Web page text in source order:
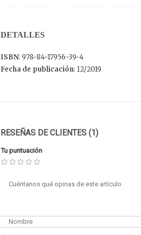
DETALLES
ISBN: 978-84-17956-39-4
Fecha de publicación: 12/2019
RESEÑAS DE CLIENTES (1)
Tu puntuación